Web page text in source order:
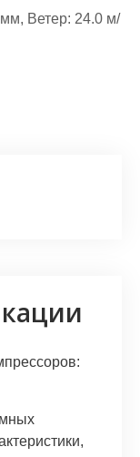
Ветер: 24.0 м/